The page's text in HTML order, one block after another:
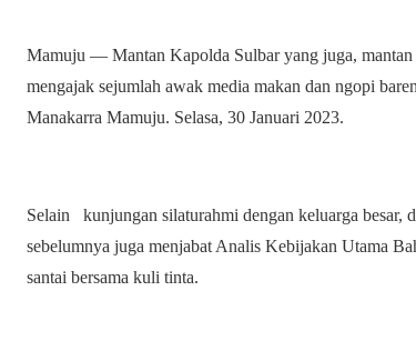
Mamuju — Mantan Kapolda Sulbar yang juga,
mengajak sejumlah awak media makan dan ngopi
Manakarra Mamuju. Selasa, 30 Januari 2023.
Selain kunjungan silaturahmi dengan keluarga
sebelumnya juga menjabat Analis Kebijakan Utama
santai bersama kuli tinta.